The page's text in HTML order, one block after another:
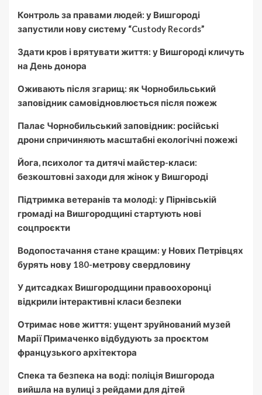
Контроль за правами людей: у Вишгороді
запустили нову систему “Custody Records”
Здати кров і врятувати життя: у Вишгороді кличуть
на День донора
Оживають після згарищ: як Чорнобильський
заповідник самовідновлюється після пожеж
Палає Чорнобильський заповідник: російські
дрони спричиняють масштабні екологічні пожежі
Йога, психолог та дитячі майстер-класи:
безкоштовні заходи для жінок у Вишгороді
Підтримка ветеранів та молоді: у Пірнівській
громаді на Вишгородщині стартують нові
соцпроєкти
Водопостачання стане кращим: у Нових Петрівцях
бурять нову 180-метрову свердловину
У дитсадках Вишгородщини правоохоронці
відкрили інтерактивні класи безпеки
Отримає нове життя: ущент зруйнований музей
Марії Примаченко відбудують за проєктом
французького архітектора
Спека та безпека на воді: поліція Вишгорода
вийшла на вулиці з рейдами для дітей